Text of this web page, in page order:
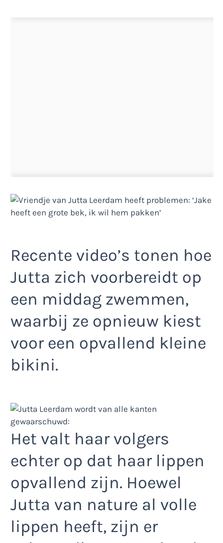
Recente video’s tonen hoe
Jutta zich voorbereidt op
een middag zwemmen,
waarbij ze opnieuw kiest
voor een opvallend kleine
bikini.
Het valt haar volgers
echter op dat haar lippen
opvallend zijn. Hoewel
Jutta van nature al volle
lippen heeft, zijn er